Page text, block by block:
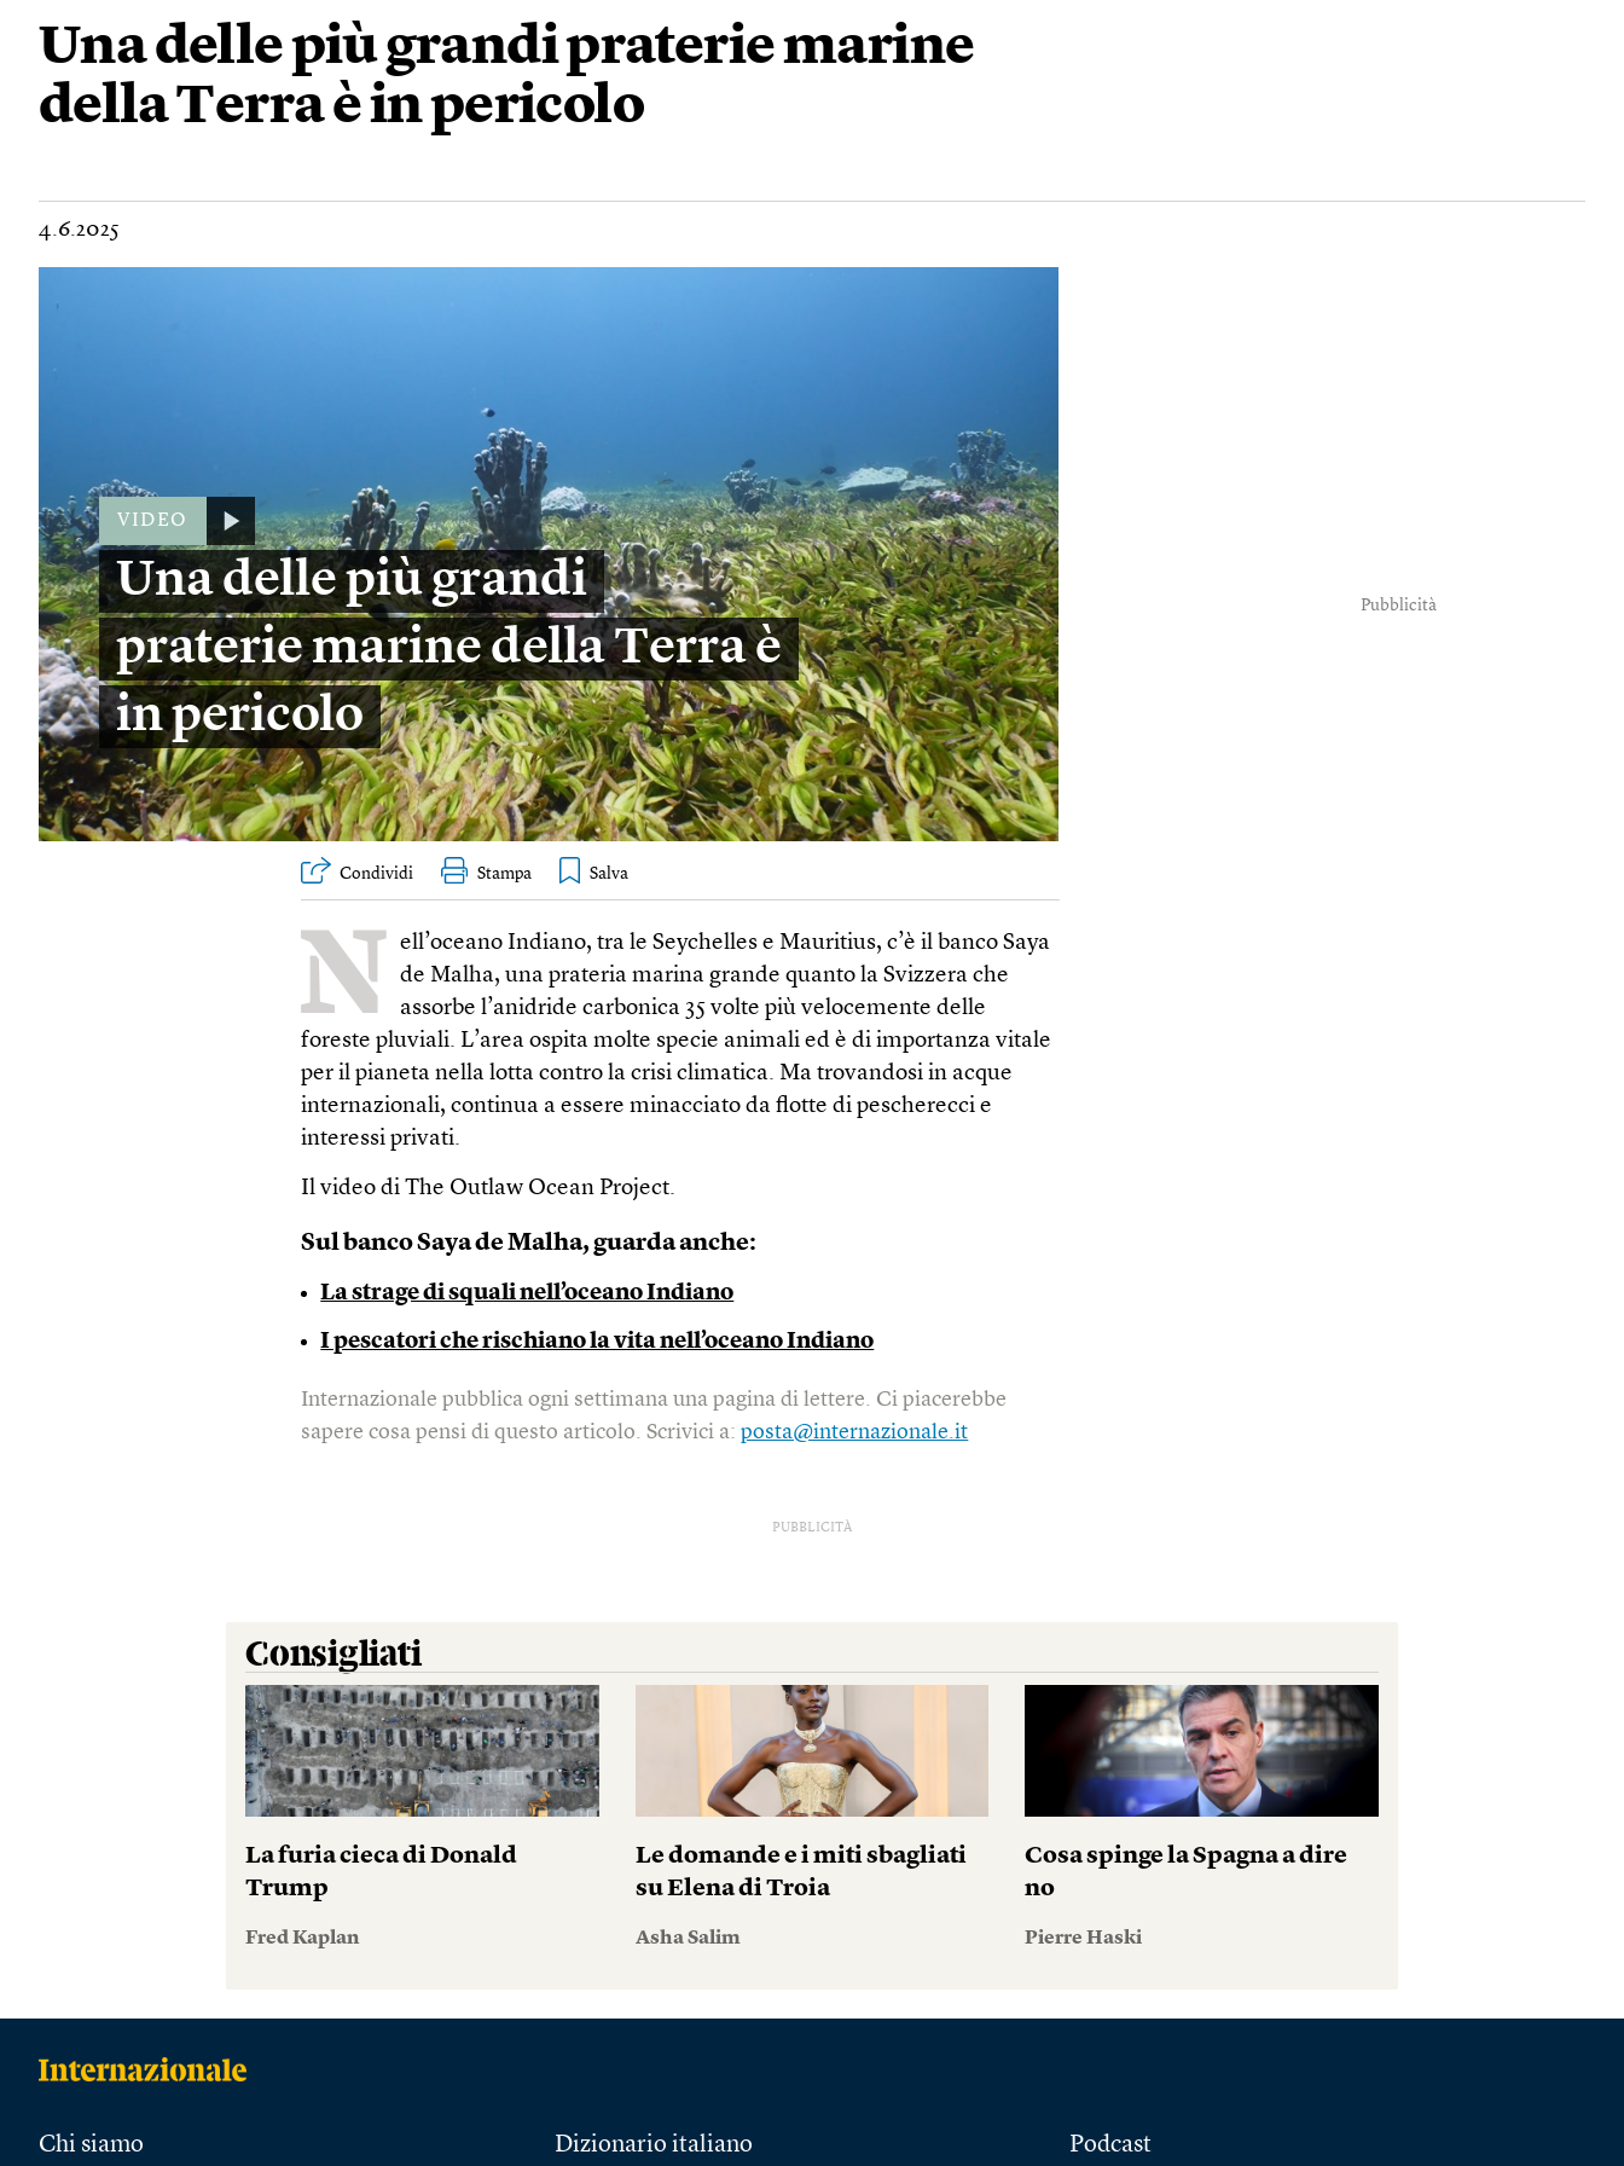
Una delle più grandi praterie marine
della Terra è in pericolo
4.6.2025
VIDEO
Una delle più grandi
praterie marine della Terra è
in pericolo
Condividi Stampa
N ell’oceano Indiano, tra le Seychelles e Mauritius, c’è il banco Saya
de Malha, una prateria marina grande quanto la Svizzera che
assorbe l’anidride carbonica 35 volte più velocemente delle
foreste pluviali. L’area ospita molte specie animali ed è di importanza vitale
per il pianeta nella lotta contro la crisi climatica. Ma trovandosi in acque
internazionali, continua a essere minacciato da flotte di pescherecci e
interessi privati.
Il video di The Outlaw Ocean Project.
Sul banco Saya de Malha, guarda anche:
La strage di squali nell’oceano Indiano
I pescatori che rischiano la vita nell’oceano Indiano
Internazionale pubblica ogni settimana una pagina di lettere. Ci piacerebbe
sapere cosa pensi di questo articolo. Scrivici a:posta@internazionale.it
Pubblicità
PUBBLICITÀ
Consigliati
La furia cieca di Donald
Trump
Fred Kaplan
Le domande e i miti sbagliati
su Elena di Troia
Asha Salim
Cosa spinge la Spagna a dire
no
Pierre Haski
Chi siamo Dizionario italiano Podcast